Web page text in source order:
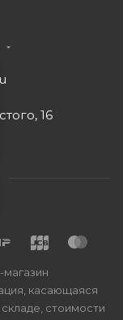
16
касающаяся
стоимости